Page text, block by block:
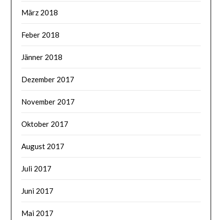
März 2018
Feber 2018
Jänner 2018
Dezember 2017
November 2017
Oktober 2017
August 2017
Juli 2017
Juni 2017
Mai 2017